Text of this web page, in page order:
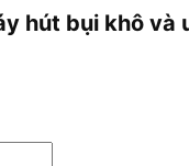
hút bụi khô và